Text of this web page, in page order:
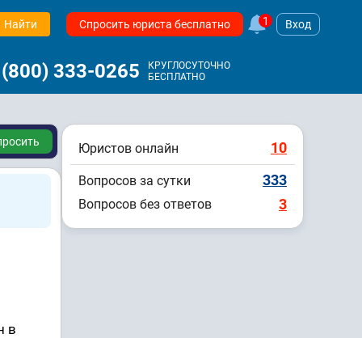
Найти Спросить юриста бесплатно 1 Вход
333-0265
КРУГЛОСУТОЧНО
БЕСПЛАТНО
в
Юристов онлайн 10
Вопросов за сутки 333
Вопросов без ответов 3